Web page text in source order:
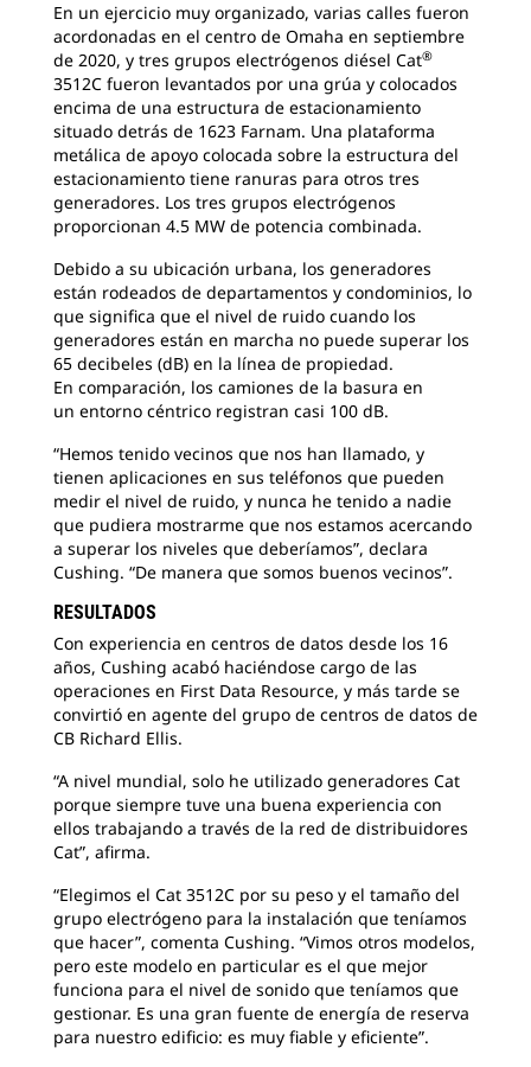
En un ejercicio muy organizado, varias calles fueron
acordonadas en el centro de Omaha en septiembre
de 2020, y tres grupos electrógenos diésel Cat®
3512C fueron levantados por una grúa y colocados
encima de una estructura de estacionamiento
situado detrás de 1623 Farnam. Una plataforma
metálica de apoyo colocada sobre la estructura del
estacionamiento tiene ranuras para otros tres
generadores. Los tres grupos electrógenos
proporcionan 4.5 MW de potencia combinada.
Debido a su ubicación urbana, los generadores
están rodeados de departamentos y condominios, lo
que significa que el nivel de ruido cuando los
generadores están en marcha no puede superar los
65 decibeles (dB) en la línea de propiedad.
En comparación, los camiones de la basura en
un entorno céntrico registran casi 100 dB.
“Hemos tenido vecinos que nos han llamado, y
tienen aplicaciones en sus teléfonos que pueden
medir el nivel de ruido, y nunca he tenido a nadie
que pudiera mostrarme que nos estamos acercando
a superar los niveles que deberíamos”, declara
Cushing. “De manera que somos buenos vecinos”.
RESULTADOS
Con experiencia en centros de datos desde los 16
años, Cushing acabó haciéndose cargo de las
operaciones en First Data Resource, y más tarde se
convirtió en agente del grupo de centros de datos de
CB Richard Ellis.
“A nivel mundial, solo he utilizado generadores Cat
porque siempre tuve una buena experiencia con
ellos trabajando a través de la red de distribuidores
Cat”, afirma.
“Elegimos el Cat 3512C por su peso y el tamaño del
grupo electrógeno para la instalación que teníamos
que hacer”, comenta Cushing. “Vimos otros modelos,
pero este modelo en particular es el que mejor
funciona para el nivel de sonido que teníamos que
gestionar. Es una gran fuente de energía de reserva
para nuestro edificio: es muy fiable y eficiente”.